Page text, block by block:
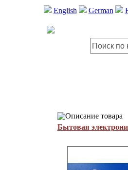
English German
Описание товара
Бытовая